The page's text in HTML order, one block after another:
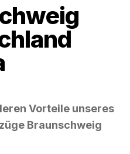
Vorteile unseres
Braunschweig